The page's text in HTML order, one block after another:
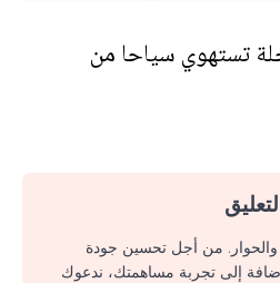
تستهوي سياحا من
والحوار. من أجل تحسين جودة
إلى تجربة مساهمتك، ندعوك